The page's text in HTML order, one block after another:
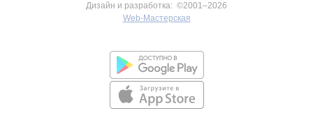
Дизайн и разработка: ©2001–2026
Web-Мастерская